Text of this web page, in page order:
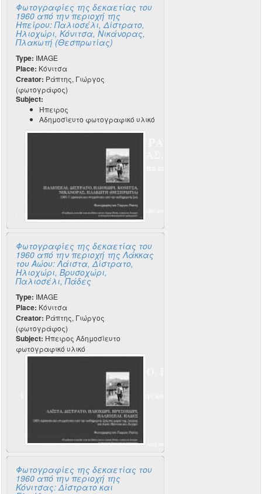
Φωτογραφίες της δεκαετίας του
1960 από την περιοχή της
Ηπείρου: Παλιοσέλι, Δίστρατο,
Ηλιοχώρι, Κόνιτσα, Νικάνορας,
Πλακωτή (Θεσπρωτίας)
Type: IMAGE
Place: Κόνιτσα
Creator: Ράπτης, Γιώργος
(φωτογράφος)
Subject:
Ήπειρος
Αδημοσίευτο φωτογραφικό υλικό
Φωτογραφίες της δεκαετίας του
1960 από την περιοχή της Λάκκας
του Αώου: Λάιστα, Δίστρατο,
Ηλιοχώρι, Βρυσοχώρι,
Παλιοσέλι, Πάδες
Type: IMAGE
Place: Κόνιτσα
Creator: Ράπτης, Γιώργος
(φωτογράφος)
Subject: Ήπειρος Αδημοσίευτο
φωτογραφικό υλικό
Φωτογραφίες της δεκαετίας του
1960 από την περιοχή της
Κόνιτσας: Δίστρατο και